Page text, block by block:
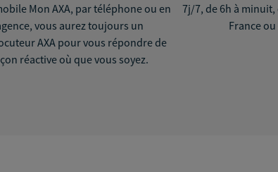
Mon AXA, par téléphone ou en
vous aurez toujours un
AXA pour vous répondre de
réactive où que vous soyez.
7j/7, de 6h à minuit,
France